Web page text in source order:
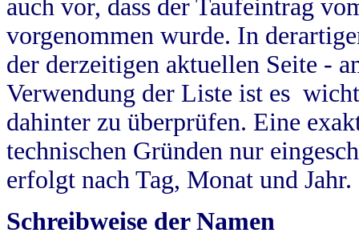
auch vor, dass der Taufeintrag
vorgenommen wurde. In
der derzeitigen aktuellen Seite -
Verwendung der Liste ist es
dahinter zu überprüfen. Eine
technischen Gründen nur
erfolgt nach Tag, Monat und Jahr.
Schreibweise der Namen